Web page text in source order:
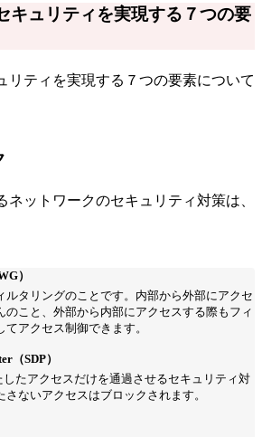
キュリティを実現する７つの要
リティを実現する７つの要素について
ネットワークのセキュリティ対策は、
）
ルタリングのことです。内部から外部にアクセ
のこと、外部から内部にアクセスする際もフィ
てアクセス制御できます。
（SDP）
したアクセスだけを通過させるセキュリティ対
ないアクセスはブロックされます。